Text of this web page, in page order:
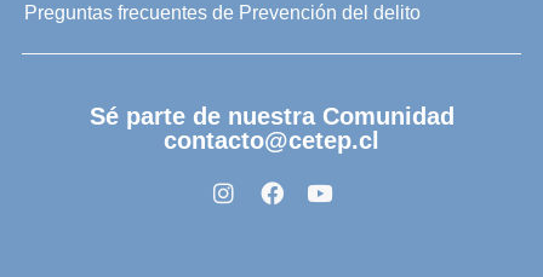
Preguntas frecuentes de Prevención del delito
Sé parte de nuestra Comunidad
contacto@cetep.cl